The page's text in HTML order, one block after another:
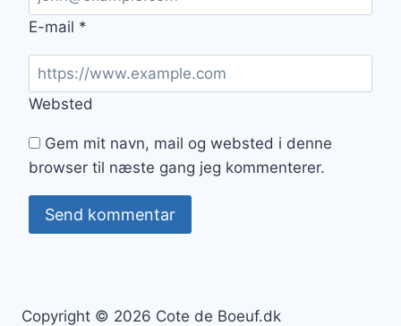
E-mail *
Websted
Gem mit navn, mail og websted i denne
browser til næste gang jeg kommenterer.
Copyright © 2026 Cote de Boeuf.dk